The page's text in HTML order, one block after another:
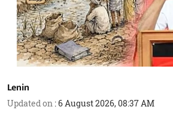
Lenin
Updated on :6 August 2026, 08:37 AM